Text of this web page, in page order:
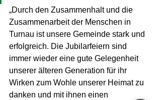
„Durch den Zusammenhalt und die
Zusammenarbeit der Menschen in
Turnau ist unsere Gemeinde stark und
erfolgreich. Die Jubilarfeiern sind
immer wieder eine gute Gelegenheit
unserer älteren Generation für ihr
Wirken zum Wohle unserer Heimat zu
danken und mit ihnen einen